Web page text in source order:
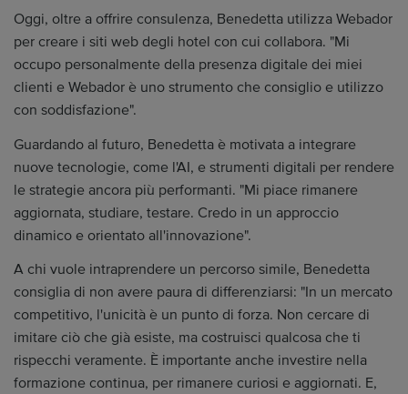
Oggi, oltre a offrire consulenza, Benedetta utilizza Webador
per creare i siti web degli hotel con cui collabora. "Mi
occupo personalmente della presenza digitale dei miei
clienti e Webador è uno strumento che consiglio e utilizzo
con soddisfazione".
Guardando al futuro, Benedetta è motivata a integrare
nuove tecnologie, come l'AI, e strumenti digitali per rendere
le strategie ancora più performanti. "Mi piace rimanere
aggiornata, studiare, testare. Credo in un approccio
dinamico e orientato all'innovazione".
A chi vuole intraprendere un percorso simile, Benedetta
consiglia di non avere paura di differenziarsi: "In un mercato
competitivo, l'unicità è un punto di forza. Non cercare di
imitare ciò che già esiste, ma costruisci qualcosa che ti
rispecchi veramente. È importante anche investire nella
formazione continua, per rimanere curiosi e aggiornati. E,